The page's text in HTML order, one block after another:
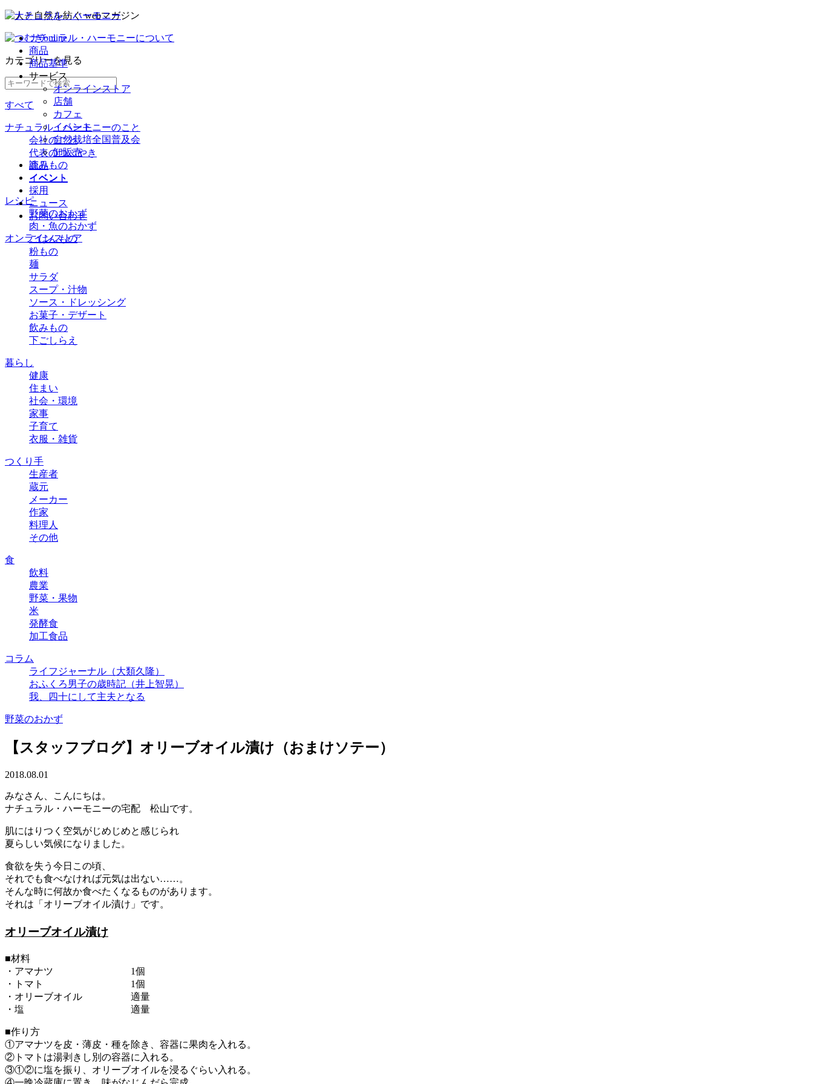
ナチュラル・ハーモニーについて
商品
商品基準
サービス
オンラインストア
店舗
カフェ
イベント
自然栽培全国普及会
卸販売
読みもの
イベント
採用
ニュース
お問い合わせ
オンラインストア
カテゴリーを見る
すべて
ナチュラル・ハーモニーのこと
会社のこと
代表のつぶやき
商品
イベント
レシピ
野菜のおかず
肉・魚のおかず
ごはんもの
粉もの
麺
サラダ
スープ・汁物
ソース・ドレッシング
お菓子・デザート
飲みもの
下ごしらえ
暮らし
健康
住まい
社会・環境
家事
子育て
衣服・雑貨
つくり手
生産者
蔵元
メーカー
作家
料理人
その他
食
飲料
農業
野菜・果物
米
発酵食
加工食品
コラム
ライフジャーナル（大類久隆）
おふくろ男子の歳時記（井上智晃）
我、四十にして主夫となる
野菜のおかず
【スタッフブログ】オリーブオイル漬け（おまけソテー）
2018.08.01
みなさん、こんにちは。
ナチュラル・ハーモニーの宅配 松山です。
肌にはりつく空気がじめじめと感じられ
夏らしい気候になりました。
食欲を失う今日この頃、
それでも食べなければ元気は出ない……。
そんな時に何故か食べたくなるものがあります。
それは「オリーブオイル漬け」です。
オリーブオイル漬け
■材料
・アマナツ 1個
・トマト 1個
・オリーブオイル 適量
・塩 適量
■作り方
①アマナツを皮・薄皮・種を除き、容器に果肉を入れる。
②トマトは湯剥きし別の容器に入れる。
③①②に塩を振り、オリーブオイルを浸るぐらい入れる。